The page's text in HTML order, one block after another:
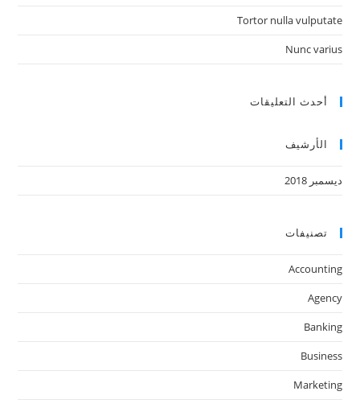
Tortor nulla vulputate
Nunc varius
أحدث التعليقات
الأرشيف
ديسمبر 2018
تصنيفات
Accounting
Agency
Banking
Business
Marketing